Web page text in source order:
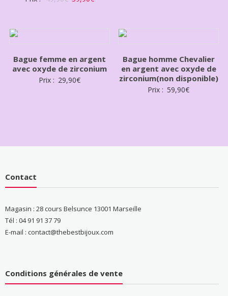
Bague femme en argent
avec oxyde de zirconium
Prix : 29,90€
Bague homme Chevalier
en argent avec oxyde de
zirconium(non disponible)
Prix : 59,90€
Contact
Magasin : 28 cours Belsunce 13001 Marseille
Tél : 04 91 91 37 79
E-mail : contact@thebestbijoux.com
Conditions générales de vente